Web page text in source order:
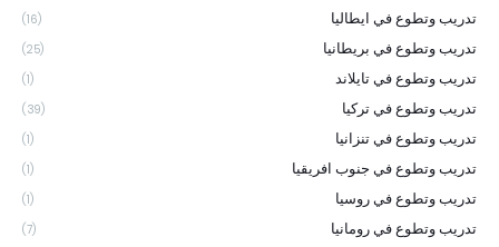
تدريب وتطوع في ايطاليا (16)
تدريب وتطوع في بريطانيا (25)
تدريب وتطوع في تايلاند (1)
تدريب وتطوع في تركيا (39)
تدريب وتطوع في تنزانيا (1)
تدريب وتطوع في جنوب افريقيا (1)
تدريب وتطوع في روسيا (1)
تدريب وتطوع في رومانيا (7)